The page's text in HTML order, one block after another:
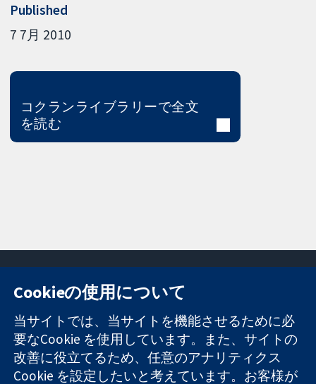
Published
7 7月 2010
コクランライブラリーで全文
を読む
信頼できるエビ
デンスと
情報に基づく意
11-13 Cavendish
Square
London
W1G 0AN
United Kingdom
お問い合わせ
ニュース
広報
コクランにつ
いて
Cookieの使用について
当サイトでは、当サイトを機能させるために必
要なCookie を使用しています。また、サイトの
改善に役立てるため、任意のアナリティクス
Cookie を設定したいと考えています。お客様が